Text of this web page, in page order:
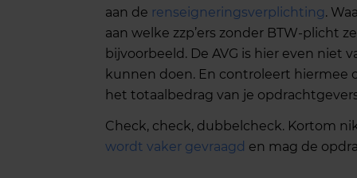
aan de renseigneringsverplichting.
aan welke zzp’ers zonder BTW-plicht
bijvoorbeeld. De AVG is hier even niet
kunnen doen. En controleert hiermee
het totaalbedrag van je
Check, check, dubbelcheck. Kortom
wordt vaker gevraagd en mag de